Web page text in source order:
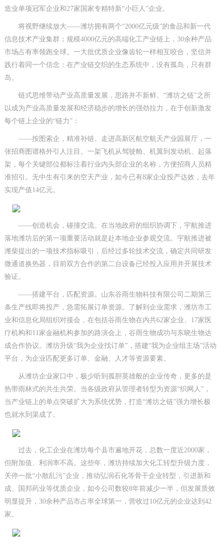
造业单项冠军企业和27家国家专精特新“小巨人”企业。
将视野继续放大——潍坊拥有两个“2000亿元级”的食品和新一代
信息技术产业集群；规模4000亿元的高端化工产业链上，30余种产品
市场占有率领跑全球。一大批优质企业像齿轮一样相互咬合，坚信并
践行着同一个信念：在产业链交织的生态系统中，没有孤岛，只有群
岛。
链式思维带动产业高质量发展，思路并不新鲜。“潍坊之链”之所
以成为产业高质量发展和经济稳步的增长的强劲拉力，在于创新激发
每个链上企业的“链力”：
——按图索企，精准补链。走进高新区航空航天产业园展厅，一
张招商图谱格外引人注目。一架飞机从驾驶舱、机翼到发动机、起落
架，每个关键部位都标注着行业内头部企业的名称，方便招商人员精
准招引。无中生有引来的空天产业，如今已有8家企业投产达效，去年
实现产值14亿元。
——创造机会，碰撞交流。在当地政府的组织协调下，宇航推进
落地潍坊后的第一项重要活动就是赴本地企业参观交流。宇航推进被
潍柴提出的一项技术指标吸引，后经过多轮技术交流，确定共同研发
微通道换热器，目前双方合作的第二台设备已经投入应用并开展技术
验证。
——搭建平台，匹配资源。山东谷雨生物科技有限公司二期第三
条生产线即将投产，急需拓展订单资源。了解到企业需求，潍坊市工
业和信息化局组织对接会，在包括谷雨生物在内共62家企业、17家医
疗机构和11家金融机构参加的路演会上，谷雨生物成功与东晓生物达
成合作协议。潍坊升级“我为企业找订单”，搭建“我为企业组主场”活动
平台，为企业匹配更多订单、金融、人才等资源要素。
从潍坊企业家口中，极少听到孤胆英雄般的企业传奇，更多的是
热带雨林式的共生共荣。当各级政府从管理者转型为资源“织网人”，
当产业链上的单点突破扩大为系统优势，打造“潍坊之链”强力增长极
也就水到渠成了。
过去，化工企业在潍坊每个县市遍地开花，总数一度近2000家，
但附加值、利润率不高。这些年，潍坊持续加大化工转型升级力度，
关停一批“小散乱污”企业，推动弘润石化等骨干企业转型，引进新和
成、国邦药业等优质企业，如今公司数较8年前减少一半，但发展质效
明显提升，30余种产品市占率全球第一，营收过10亿元的企业达到42
家。